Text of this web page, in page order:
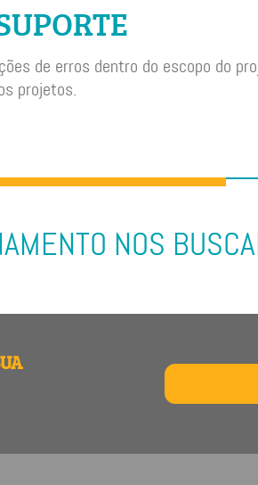
de erros dentro do escopo do
projetos.
NOS